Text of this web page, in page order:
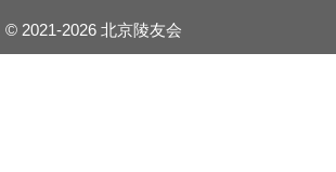
© 2021-2026 北京陵友会